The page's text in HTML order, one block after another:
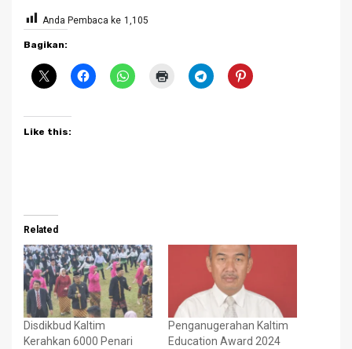
Anda Pembaca ke 1,105
Bagikan:
Like this:
Related
Disdikbud Kaltim
Kerahkan 6000 Penari
Penganugerahan Kaltim
Education Award 2024